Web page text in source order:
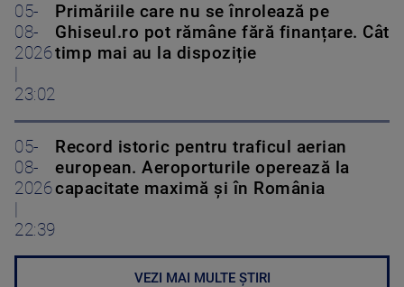
05-
08-
2026
23:02
Primăriile care nu se înrolează pe
Ghiseul.ro pot rămâne fără finanțare. Cât
timp mai au la dispoziție
05-
08-
2026
22:39
Record istoric pentru traficul aerian
european. Aeroporturile operează la
capacitate maximă și în România
VEZI MAI MULTE ȘTIRI